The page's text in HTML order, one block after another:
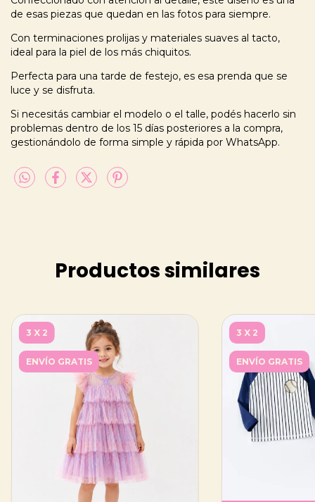
de esas piezas que quedan en las fotos para siempre.
Con terminaciones prolijas y materiales suaves al tacto,
ideal para la piel de los más chiquitos.
Perfecta para una tarde de festejo, es esa prenda que se
luce y se disfruta.
Si necesitás cambiar el modelo o el talle, podés hacerlo sin
problemas dentro de los 15 días posteriores a la compra,
gestionándolo de forma simple y rápida por WhatsApp.
Productos similares
3 X 2
ENVÍO GRATIS
3 X 2
ENVÍO GRATIS